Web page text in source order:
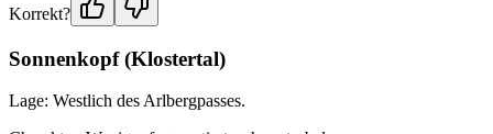
Korrekt?
Sonnenkopf (Klostertal)
Lage: Westlich des Arlbergpasses.